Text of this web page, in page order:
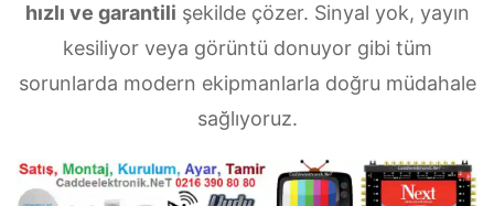
hızlı ve garantili şekilde çözer. Sinyal yok, yayın
kesiliyor veya görüntü donuyor gibi tüm
sorunlarda modern ekipmanlarla doğru müdahale
sağlıyoruz.